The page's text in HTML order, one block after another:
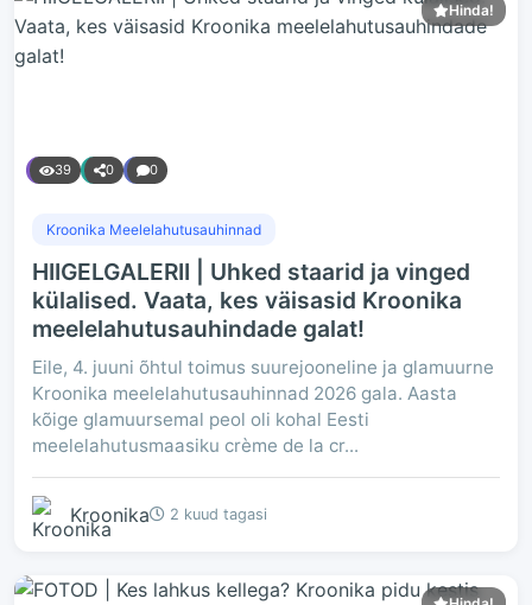
Hinda!
39 0 0
Kroonika Meelelahutusauhinnad
HIIGELGALERII | Uhked staarid ja vinged
külalised. Vaata, kes väisasid Kroonika
meelelahutusauhindade galat!
Eile, 4. juuni õhtul toimus suurejooneline ja glamuurne
Kroonika meelelahutusauhinnad 2026 gala. Aasta
kõige glamuursemal peol oli kohal Eesti
meelelahutusmaasiku crème de la cr...
Kroonika 2 kuud tagasi